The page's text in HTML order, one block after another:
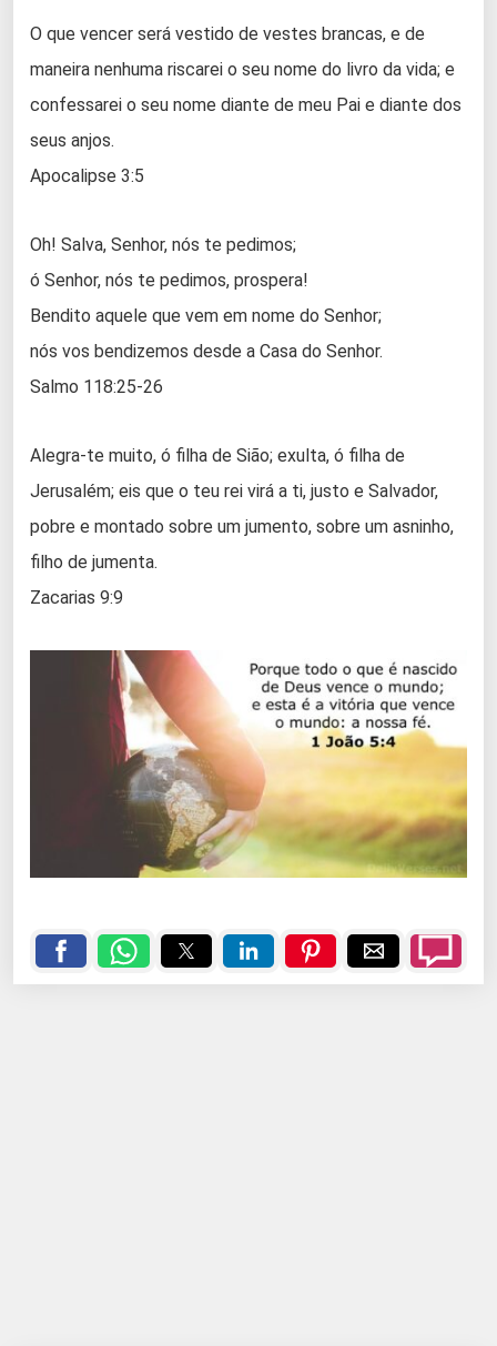
O que vencer será vestido de vestes brancas, e de
maneira nenhuma riscarei o seu nome do livro da vida; e
confessarei o seu nome diante de meu Pai e diante dos
seus anjos.
Apocalipse 3:5
Oh! Salva, Senhor, nós te pedimos;
ó Senhor, nós te pedimos, prospera!
Bendito aquele que vem em nome do Senhor;
nós vos bendizemos desde a Casa do Senhor.
Salmo 118:25-26
Alegra-te muito, ó filha de Sião; exulta, ó filha de
Jerusalém; eis que o teu rei virá a ti, justo e Salvador,
pobre e montado sobre um jumento, sobre um asninho,
filho de jumenta.
Zacarias 9:9